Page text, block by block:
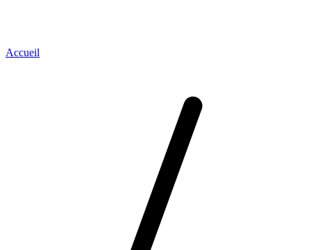
Accueil